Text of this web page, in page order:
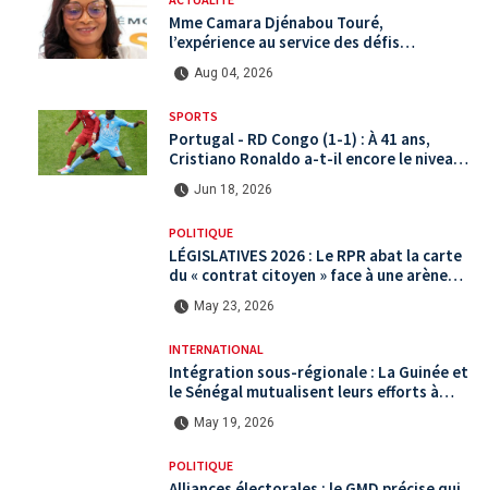
Mme Camara Djénabou Touré,
l’expérience au service des défis
territoriaux sous la 5ème République
Aug 04, 2026
SPORTS
Portugal - RD Congo (1-1) : À 41 ans,
Cristiano Ronaldo a-t-il encore le niveau
international ?
Jun 18, 2026
POLITIQUE
LÉGISLATIVES 2026 : Le RPR abat la carte
du « contrat citoyen » face à une arène
politique saturée.
May 23, 2026
INTERNATIONAL
Intégration sous-régionale : La Guinée et
le Sénégal mutualisent leurs efforts à
Koundara via le programme RéZo
May 19, 2026
POLITIQUE